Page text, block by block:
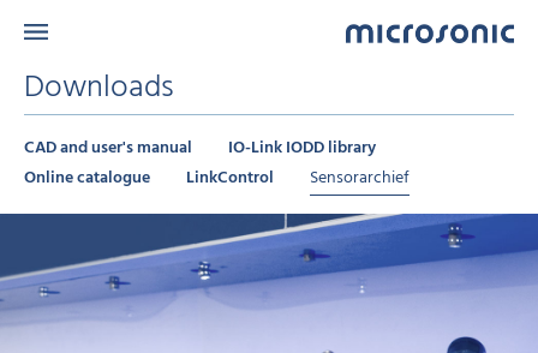
Downloads
CAD and user's manual
IO-Link IODD library
Online catalogue
LinkControl Sensorarchief